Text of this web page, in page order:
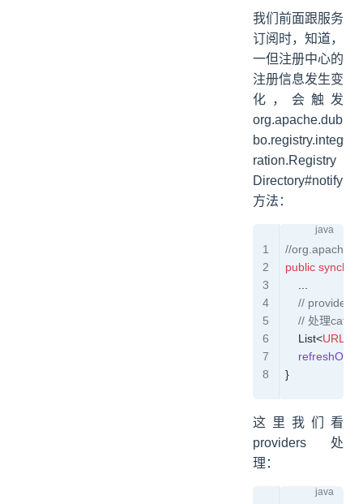
我们前面跟服务
订阅时，知道，
一但注册中心的
注册信息发生变
化，会触发
org.apache.dub
bo.registry.integ
ration.Registry
Directory#notify
方法：
//
public
	...
    // providers
// 处理
    List
<URL
}
这里我们看
providers处
理：